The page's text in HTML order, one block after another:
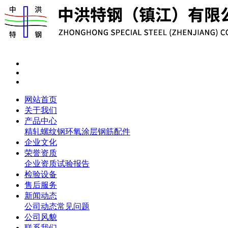
网站首页
关于我们
产品中心
精轧螺纹钢环氧涂层钢筋配件
企业文化
荣誉资质
企业资质试验报告
检验设备
售后服务
新闻动态
公司动态常见问题
公司风貌